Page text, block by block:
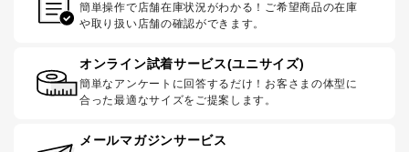
簡単操作で店舗在庫状況がわかる！ご希望商品の在庫
や取り扱い店舗の確認ができます。
オンライン試着サービス(ユニサイズ)
簡単なアンケートに回答するだけ！お客さまの体型に
合った最適なサイズをご提案します。
メールマガジンサービス